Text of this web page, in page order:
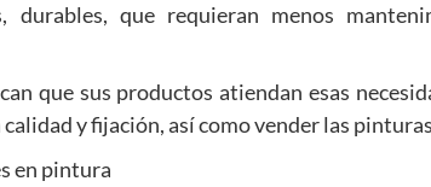
durables, que requieran menos
que sus productos atiendan esas
y fijación, así como vender las